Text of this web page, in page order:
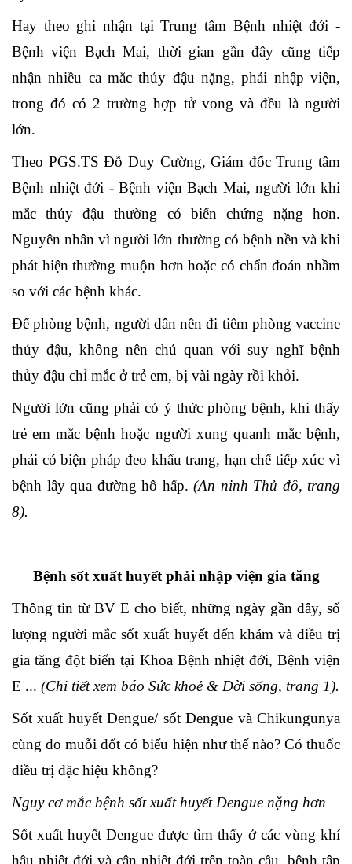
Hay theo ghi nhận tại Trung tâm Bệnh nhiệt đới -
Bệnh viện Bạch Mai, thời gian gần đây cũng tiếp
nhận nhiều ca mắc thủy đậu nặng, phải nhập viện,
trong đó có 2 trường hợp tử vong và đều là người
lớn.
Theo PGS.TS Đỗ Duy Cường, Giám đốc Trung tâm
Bệnh nhiệt đới - Bệnh viện Bạch Mai, người lớn khi
mắc thủy đậu thường có biến chứng nặng hơn.
Nguyên nhân vì người lớn thường có bệnh nền và khi
phát hiện thường muộn hơn hoặc có chẩn đoán nhầm
so với các bệnh khác.
Để phòng bệnh, người dân nên đi tiêm phòng vaccine
thủy đậu, không nên chủ quan với suy nghĩ bệnh
thủy đậu chỉ mắc ở trẻ em, bị vài ngày rồi khỏi.
Người lớn cũng phải có ý thức phòng bệnh, khi thấy
trẻ em mắc bệnh hoặc người xung quanh mắc bệnh,
phải có biện pháp đeo khẩu trang, hạn chế tiếp xúc vì
bệnh lây qua đường hô hấp. (An ninh Thủ đô, trang
8).
Bệnh sốt xuất huyết phải nhập viện gia tăng
Thông tin từ BV E cho biết, những ngày gần đây, số
lượng người mắc sốt xuất huyết đến khám và điều trị
gia tăng đột biến tại Khoa Bệnh nhiệt đới, Bệnh viện
E ... (Chi tiết xem báo Sức khoẻ & Đời sống, trang 1).
Sốt xuất huyết Dengue/ sốt Dengue và Chikungunya
cùng do muỗi đốt có biểu hiện như thế nào? Có thuốc
điều trị đặc hiệu không?
Nguy cơ mắc bệnh sốt xuất huyết Dengue nặng hơn
Sốt xuất huyết Dengue được tìm thấy ở các vùng khí
hậu nhiệt đới và cận nhiệt đới trên toàn cầu, bệnh tập